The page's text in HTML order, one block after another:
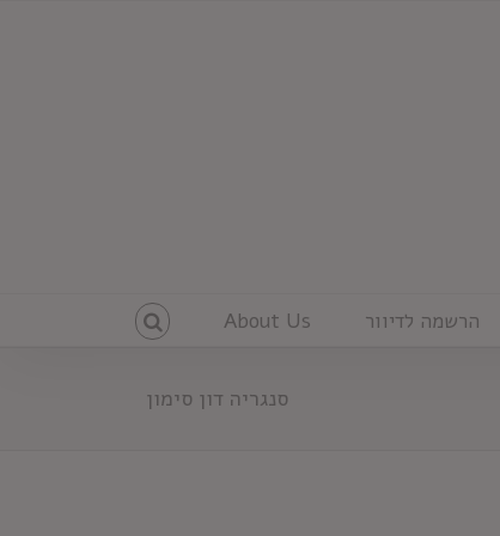
הרשמה לדיוור About Us
סנגריה דון סימון